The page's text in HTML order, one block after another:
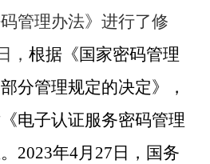
管理办法》进行了修
， 根据《国家密码管理
分管理规定的决定》，
电子认证服务密码管理
2023年4月 27 日，国务